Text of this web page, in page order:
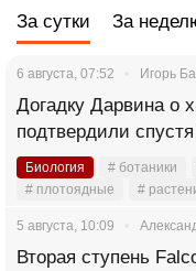
За сутки За
6 августа, 07:52 Игорь
Догадку Дарвина о
подтвердили
Биология # ботаники
# плотоядные
#
5 августа, 10:09
Вторая ступень